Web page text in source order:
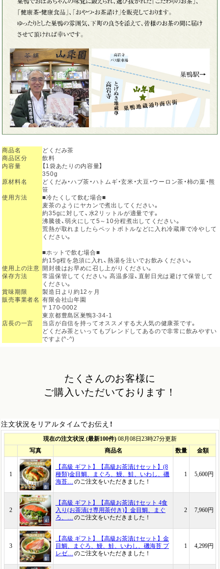
商品名
どくだみ茶
商品区分
飲料
内容量
【1袋あたりの内容量】
350g
原材料名
どくだみ・ハブ茶・ハトムギ・玄米・大豆・ウーロン茶・柿の葉・熊
笹
使用方法
■冷たくして飲む場合■
麦茶のようにヤカンで煮出してください。
約35gに対して、水2リットルが適量です。
沸騰後、弱火にして5～10分程煮出してください。
荒熱が取れましたらペットボトルなどに入れ冷蔵庫で冷やして
ください。
■ホットで飲む場合■
約15g程を急須に入れ、熱湯を注いでお飲みください。
使用上の注意 開封後はお早めに召し上がりください。
保存方法
常温保管してください。高温多湿、直射日光は避けて保管して
ください。
賞味期限
製造日より約12ヶ月
販売事業者名
有限会社山年園
〒170-0002
東京都豊島区巣鴨3-34-1
店長の一言
当店が自信を持ってオススメする大人気の健康茶です。
どくだみ茶といってもブレンドしてあるので非常に飲みやすい
ですよ(^-^)
たくさんのお客様に
ご購入いただいております！
注文状況をリアルタイムでお伝え！